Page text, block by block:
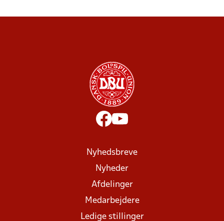
Nyhedsbreve
Nyheder
Afdelinger
Medarbejdere
Ledige stillinger